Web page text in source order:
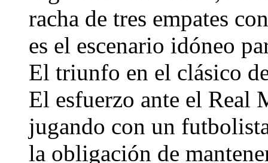
racha de tres empates
es el escenario idóneo
El triunfo en el clásico
El esfuerzo ante el Real
jugando con un
la obligación de